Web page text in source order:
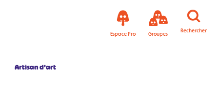
Espace Pro Groupes Rechercher
Artisan d'art